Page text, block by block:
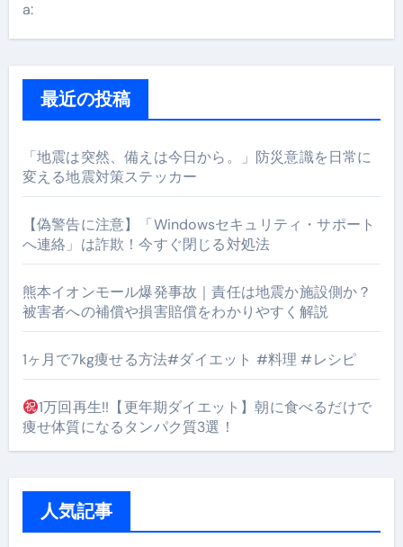
a:
最近の投稿
「地震は突然、備えは今日から。」防災意識を日常に
変える地震対策ステッカー
【偽警告に注意】「Windowsセキュリティ・サポート
へ連絡」は詐欺！今すぐ閉じる対処法
熊本イオンモール爆発事故｜責任は地震か施設側か？
被害者への補償や損害賠償をわかりやすく解説
1ヶ月で7kg痩せる方法#ダイエット #料理 #レシピ
1万回再生!!【更年期ダイエット】朝に食べるだけで
痩せ体質になるタンパク質3選！
人気記事